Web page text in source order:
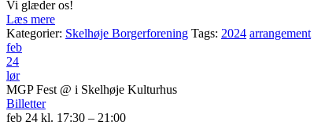
Vi glæder os!
Læs mere
Kategorier: Skelhøje Borgerforening Tags: 2024 arrangement
feb
24
lør
MGP Fest @ i Skelhøje Kulturhus
Billetter
feb 24 kl. 17:30 – 21:00